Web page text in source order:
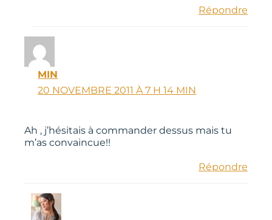
Répondre
MIN
20 NOVEMBRE 2011 À 7 H 14 MIN
Ah , j’hésitais à commander dessus mais tu
m’as convaincue!!
Répondre